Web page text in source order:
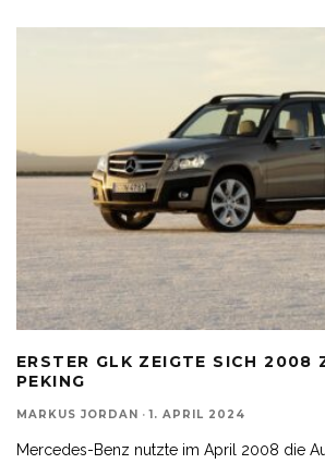
ERSTER GLK ZEIGTE SICH 2008
PEKING
MARKUS JORDAN · 1. APRIL 2024
Mercedes-Benz nutzte im April 2008 die